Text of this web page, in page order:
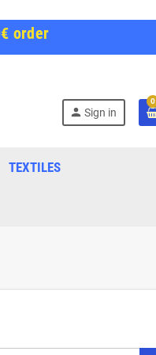
order
person Sign in
0
TEXTILES